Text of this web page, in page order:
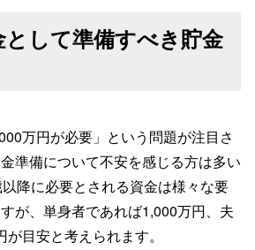
して準備すべき貯金
万円が必要」という問題が注目さ
準備について不安を感じる方は多い
降に必要とされる資金は様々な要
が、単身者であれば1,000万円、夫
目安と考えられます。